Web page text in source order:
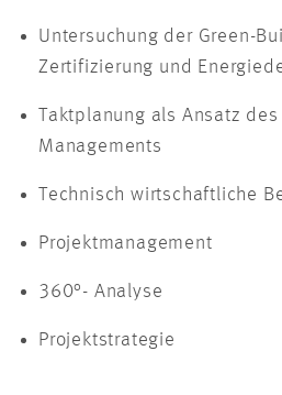
Untersuchung der Green-
Zertifizierung und
Taktplanung als Ansatz des
Managements
Technisch wirtschaftliche
Projektmanagement
360°- Analyse
Projektstrategie